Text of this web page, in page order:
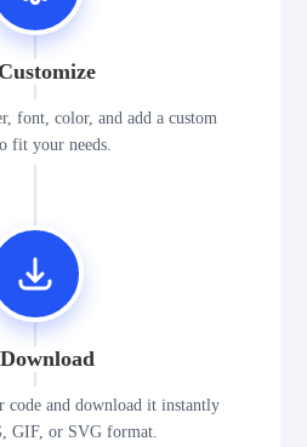
font, color, and add a custom
fit your needs.
code and download it instantly
GIF, or SVG format.